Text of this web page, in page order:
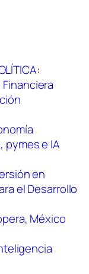
pymes e IA
en
el Desarrollo
México